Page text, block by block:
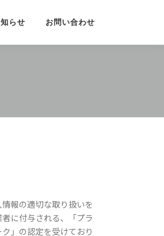
らせ お問い合わせ
報の適切な取り扱いを
に付与される、「プラ
」の認定を受けており